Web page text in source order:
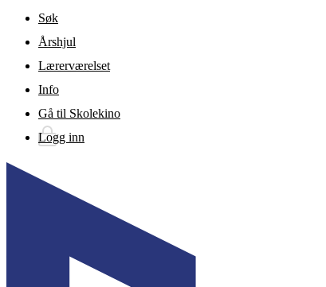
Gå til hovedinnhold
Søk
Årshjul
Lærerværelset
Info
Gå til Skolekino
Logg inn